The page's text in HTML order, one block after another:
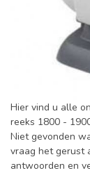
Hier vind u alle
reeks 1800 -
Niet gevonden
vraag het gerust
antwoorden en